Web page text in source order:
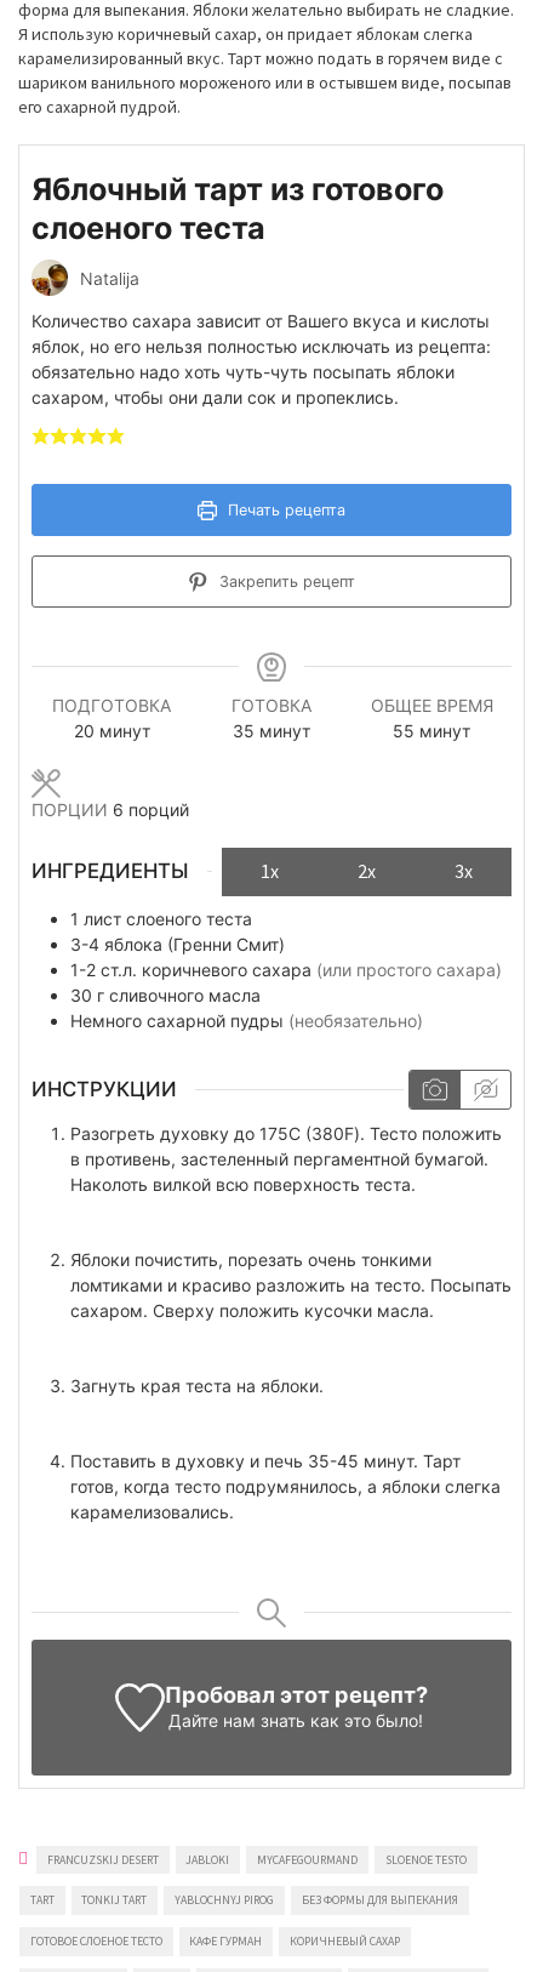
форма для выпекания. Яблоки желательно выбирать не сладкие.
Я использую коричневый сахар, он придает яблокам слегка
карамелизированный вкус. Тарт можно подать в горячем виде с
шариком ванильного мороженого или в остывшем виде, посыпав
его сахарной пудрой.
Яблочный тарт из готового
слоеного теста
Natalija
Количество сахара зависит от Вашего вкуса и кислоты
яблок, но его нельзя полностью исключать из рецепта:
обязательно надо хоть чуть-чуть посыпать яблоки
сахаром, чтобы они дали сок и пропеклись.
Печать рецепта
Закрепить рецепт
ПОДГОТОВКА
20минуты
минут
ГОТОВКА
35 минуты
минут
ОБЩЕЕ ВРЕМЯ
55 минуты
минут
ПОРЦИИ 6 порций
ИНГРЕДИЕНТЫ 1x 2x 3x
1 лист слоеного теста
3-4 яблока (Гренни Смит)
1-2 ст.л. коричневого сахара (или простого сахара)
30 г сливочного масла
Немного сахарной пудры (необязательно)
ИНСТРУКЦИИ
Разогреть духовку до 175С (380F). Тесто положить
в противень, застеленный пергаментной бумагой.
Наколоть вилкой всю поверхность теста.
Яблоки почистить, порезать очень тонкими
ломтиками и красиво разложить на тесто. Посыпать
сахаром. Сверху положить кусочки масла.
Загнуть края теста на яблоки.
Поставить в духовку и печь 35-45 минут. Тарт
готов, когда тесто подрумянилось, а яблоки слегка
карамелизовались.
Пробовал этот рецепт?
Дайте нам знать как это было!
FRANCUZSKIJ DESERT JABLOKI MYCAFEGOURMAND SLOENOE TESTO
TART TONKIJ TART YABLOCHNYJ PIROG БЕЗ ФОРМЫ ДЛЯ ВЫПЕКАНИЯ
ГОТОВОЕ СЛОЕНОЕ ТЕСТО КАФЕ ГУРМАН КОРИЧНЕВЫЙ САХАР